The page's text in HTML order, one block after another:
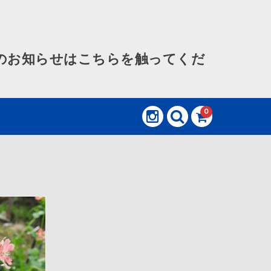
お知らせはこちらを触ってくだ
0